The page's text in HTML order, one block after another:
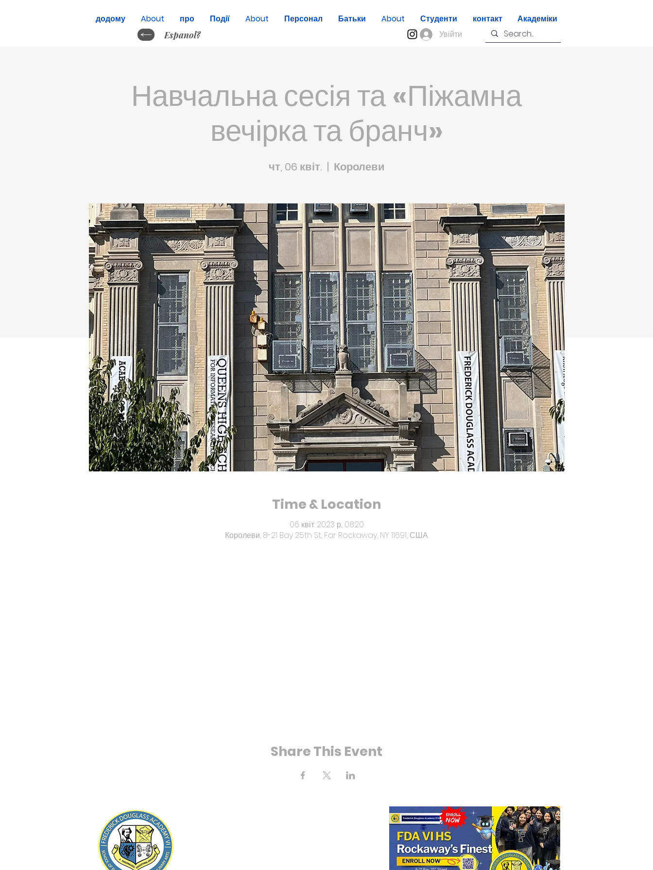
додому About про Події About Персонал Батьки About Студенти контакт Академіки
Espanol? Увійти
Навчальна сесія та «Піжамна
вечірка та бранч»
чт, 06 квіт.
  |
Королеви
Time & Location
06 квіт. 2023 р., 08:20
Королеви, 8-21 Bay 25th St, Far Rockaway, NY 11691, США
Share This Event